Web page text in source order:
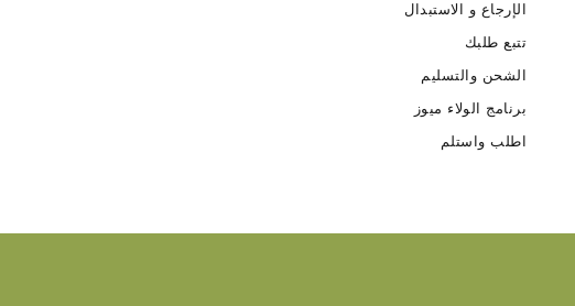
الإرجاع و الاستبدال
تتبع طلبك
الشحن والتسليم
برنامج الولاء ميوز
اطلب واستلم